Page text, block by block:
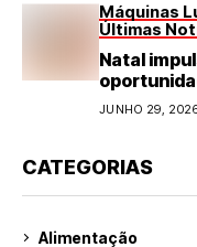
Máquinas
Últimas
Natal
do varejo
JUNHO 29,
CATEGORIAS
Alimentação